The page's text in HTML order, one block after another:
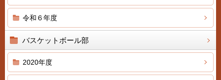
令和６年度
バスケットボール部
2020年度